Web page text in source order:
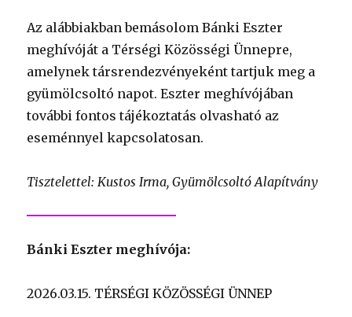
Az alábbiakban bemásolom Bánki Eszter
meghívóját a Térségi Közösségi Ünnepre,
amelynek társrendezvényeként tartjuk meg a
gyümölcsoltó napot. Eszter meghívójában
további fontos tájékoztatás olvasható az
eseménnyel kapcsolatosan.
Tisztelettel: Kustos Irma, Gyümölcsoltó Alapítvány
Bánki Eszter meghívója:
2026.03.15. TÉRSÉGI KÖZÖSSÉGI ÜNNEP